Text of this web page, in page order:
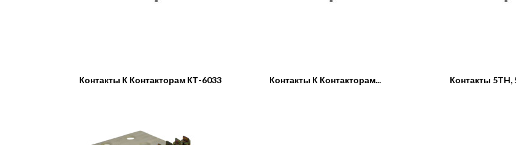
Контакты К Контакторам КТ-6033 Контакты К Контакторам... Контакты 5TH,